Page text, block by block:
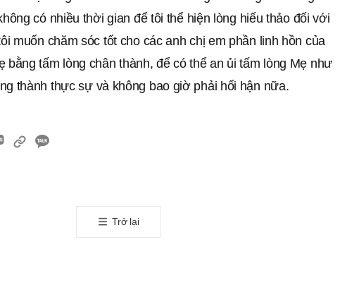
có nhiều thời gian để tôi thể hiện lòng hiếu thảo đối với
muốn chăm sóc tốt cho các anh chị em phần linh hồn của
bằng tấm lòng chân thành, để có thể an ủi tấm lòng Mẹ như
thành thực sự và không bao giờ phải hối hận nữa.
카
Trở lại